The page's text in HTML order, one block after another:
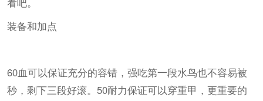
装备和加点
60血可以保证充分的容错，强吃第一段水鸟也不容易被
秒，剩下三段好滚。50耐力保证可以穿重甲，更重要的